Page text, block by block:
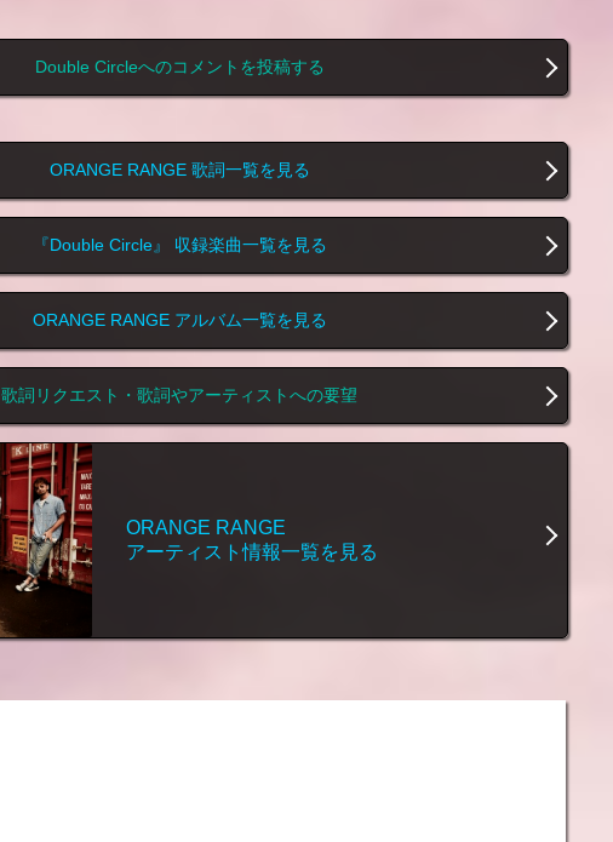
Double Circleへのコメントを投稿する
ORANGE RANGE 歌詞一覧を見る
『Double Circle』 収録楽曲一覧を見る
ORANGE RANGE アルバム一覧を見る
歌詞リクエスト・歌詞やアーティストへの要望
ORANGE RANGE
アーティスト情報一覧を見る